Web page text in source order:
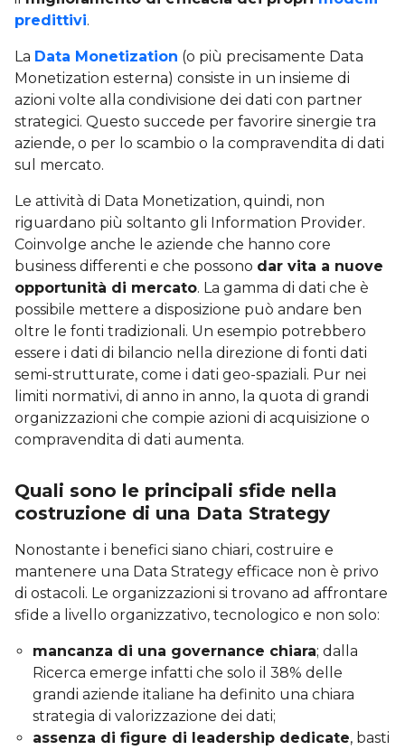
predittivi.
La Data Monetization (o più precisamente Data
Monetization esterna) consiste in un insieme di
azioni volte alla condivisione dei dati con partner
strategici. Questo succede per favorire sinergie tra
aziende, o per lo scambio o la compravendita di dati
sul mercato.
Le attività di Data Monetization, quindi, non
riguardano più soltanto gli Information Provider.
Coinvolge anche le aziende che hanno core
business differenti e che possono dar vita a nuove
opportunità di mercato. La gamma di dati che è
possibile mettere a disposizione può andare ben
oltre le fonti tradizionali. Un esempio potrebbero
essere i dati di bilancio nella direzione di fonti dati
semi-strutturate, come i dati geo-spaziali. Pur nei
limiti normativi, di anno in anno, la quota di grandi
organizzazioni che compie azioni di acquisizione o
compravendita di dati aumenta.
Quali sono le principali sfide nella
costruzione di una Data Strategy
Nonostante i benefici siano chiari, costruire e
mantenere una Data Strategy efficace non è privo
di ostacoli. Le organizzazioni si trovano ad affrontare
sfide a livello organizzativo, tecnologico e non solo:
mancanza di una governance chiara; dalla
Ricerca emerge infatti che solo il 38% delle
grandi aziende italiane ha definito una chiara
strategia di valorizzazione dei dati;
assenza di figure di leadership dedicate, basti